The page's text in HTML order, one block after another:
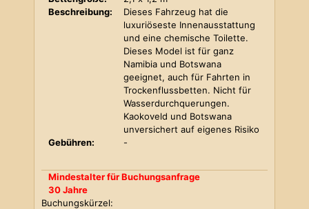
Beschreibung:
Dieses Fahrzeug hat die
luxuriöseste Innenausstattung
und eine chemische Toilette.
Dieses Model ist für ganz
Namibia und Botswana
geeignet, auch für Fahrten in
Trockenflussbetten. Nicht für
Wasserdurchquerungen.
Kaokoveld und Botswana
unversichert auf eigenes Risiko
Gebühren:
-
Mindestalter für Buchungsanfrage
30 Jahre
Buchungskürzel: